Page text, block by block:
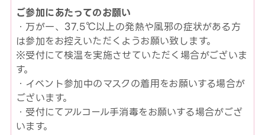
ご参加にあたってのお願い
・万が一、37.5℃以上の発熱や風邪の症状がある方
は参加をお控えいただくようお願い致します。
※受付にて検温を実施させていただく場合がございま
す。
・イベント参加中のマスクの着用をお願いする場合が
ございます。
・受付にてアルコール手消毒をお願いする場合がござ
います。